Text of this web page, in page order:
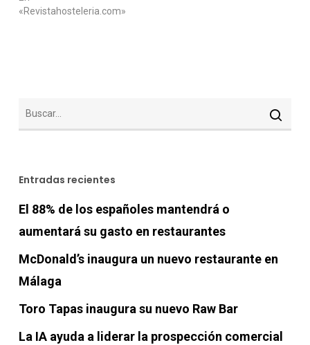
«Revistahosteleria.com»
Entradas recientes
El 88% de los españoles mantendrá o
aumentará su gasto en restaurantes
McDonald’s inaugura un nuevo restaurante en
Málaga
Toro Tapas inaugura su nuevo Raw Bar
La IA ayuda a liderar la prospección comercial